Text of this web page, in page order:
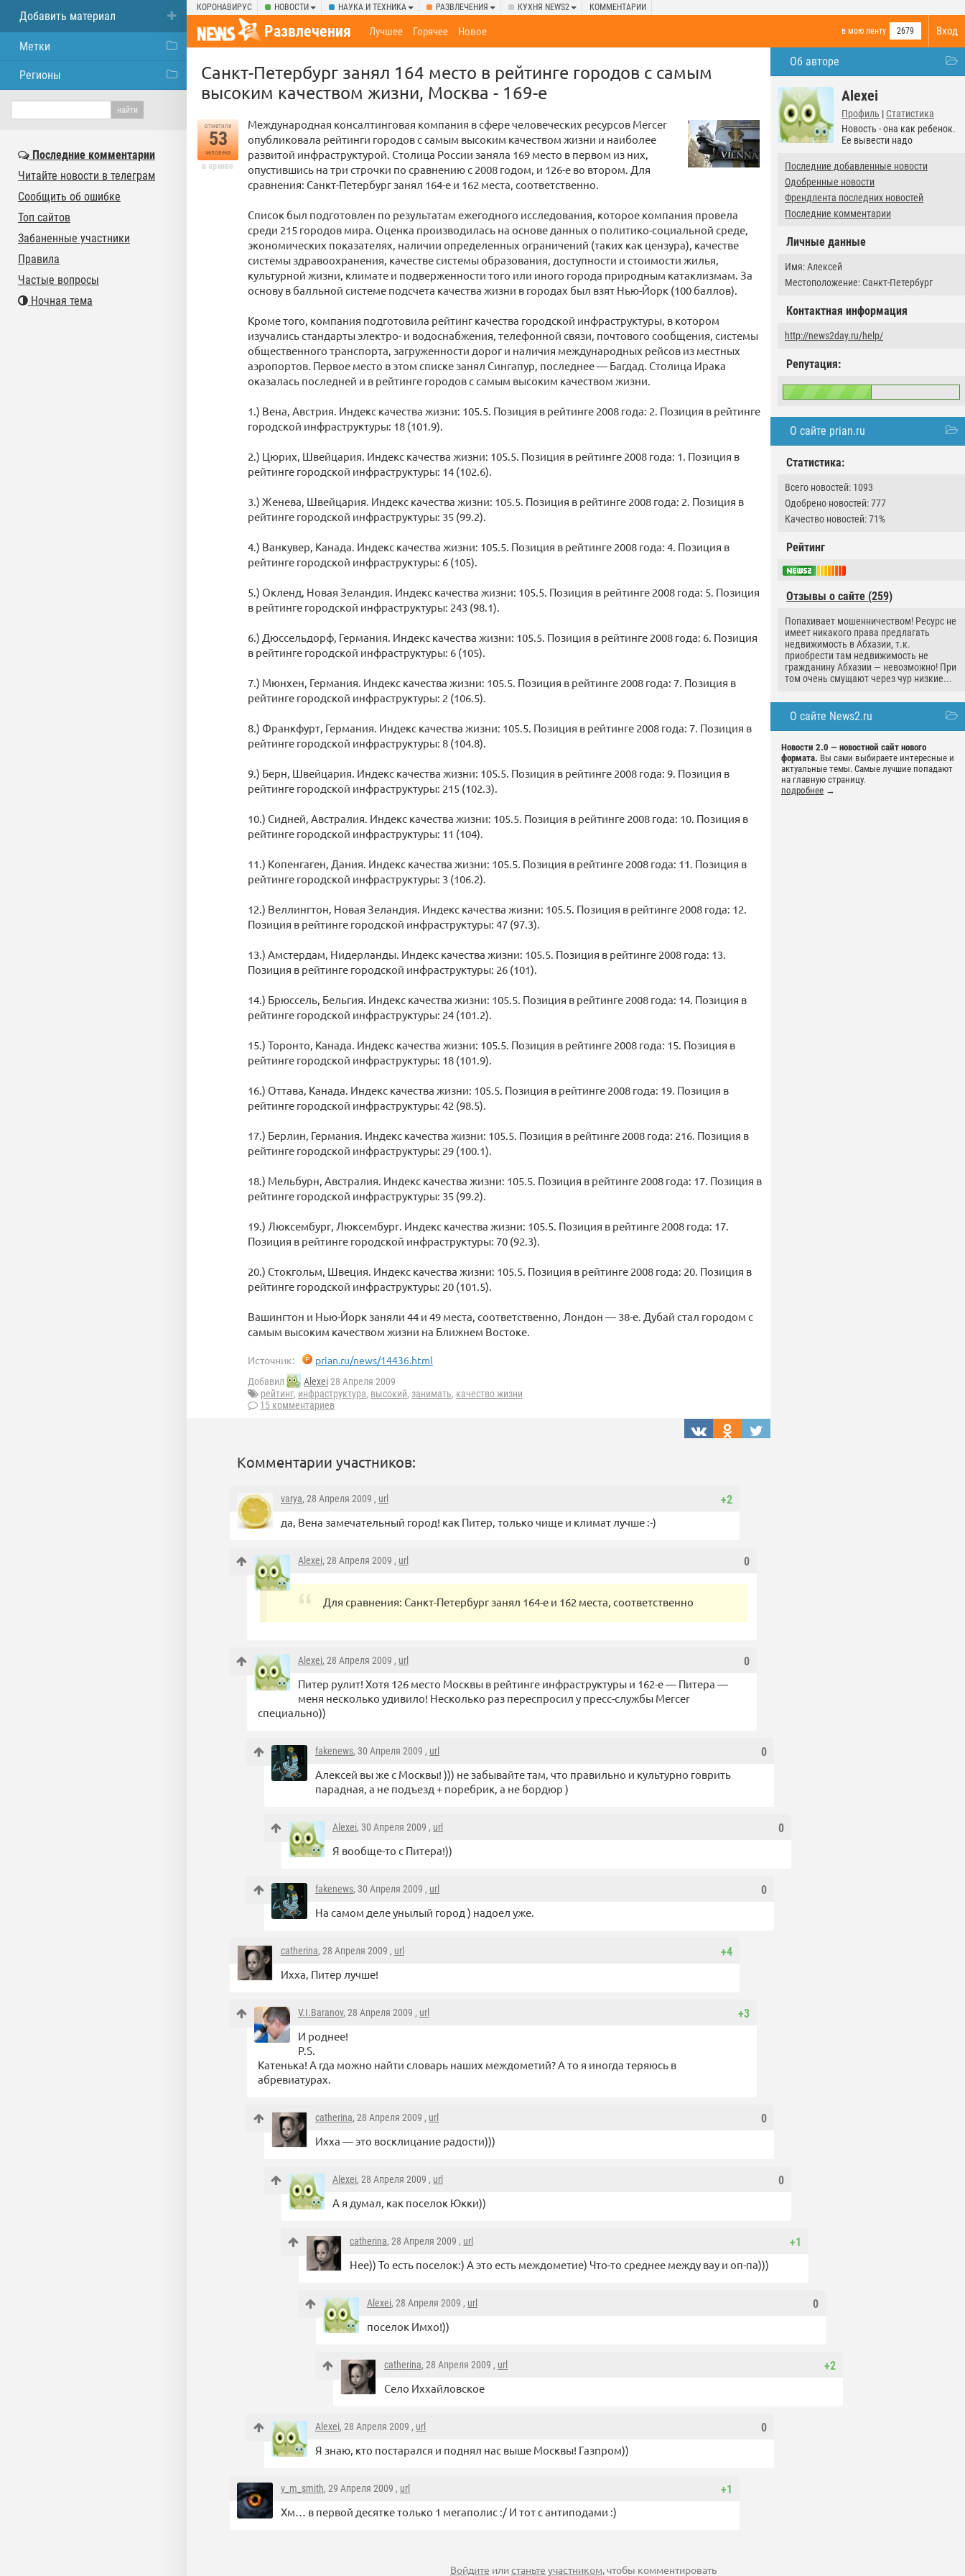
КОРОНАВИРУС НОВОСТИ НАУКА И ТЕХНИКА РАЗВЛЕЧЕНИЯ КУХНЯ NEWS2 КОММЕНТАРИИ
Вход
Развлечения в мою ленту 2679
Лучшее Горячее Новое
Об авторе
Alexei
Профиль | Статистика
Новость - она как ребенок.
Ее вывести надо
Последние добавленные новости
Одобренные новости
Френдлента последних новостей
Последние комментарии
Личные данные
Имя: Алексей
Местоположение: Санкт-Петербург
Контактная информация
http://news2day.ru/help/
Репутация:
О сайте prian.ru
Статистика:
Всего новостей: 1093
Одобрено новостей: 777
Качество новостей: 71%
Рейтинг
Отзывы о сайте (259)
Попахивает мошенничеством! Ресурс не
имеет никакого права предлагать
недвижимость в Абхазии, т.к.
приобрести там недвижимость не
гражданину Абхазии — невозможно! При
том очень смущают через чур низкие...
О сайте News2.ru
Новости 2.0 — новостной сайт нового
формата. Вы сами выбираете интересные и
актуальные темы. Самые лучшие попадают
на главную страницу.
подробнее →
Санкт-Петербург занял 164 место в рейтинге городов с самым
высоким качеством жизни, Москва - 169-е
отметили
53
человека
в архиве
Международная консалтинговая компания в сфере человеческих ресурсов Mercer
опубликовала рейтинги городов с самым высоким качеством жизни и наиболее
развитой инфраструктурой. Столица России заняла 169 место в первом из них,
опустившись на три строчки по сравнению с 2008 годом, и 126-е во втором. Для
сравнения: Санкт-Петербург занял 164-е и 162 места, соответственно.
Список был подготовлен по результатам ежегодного исследования, которое компания провела
среди 215 городов мира. Оценка производилась на основе данных о политико-социальной среде,
экономических показателях, наличии определенных ограничений (таких как цензура), качестве
системы здравоохранения, качестве системы образования, доступности и стоимости жилья,
культурной жизни, климате и подверженности того или иного города природным катаклизмам. За
основу в балльной системе подсчета качества жизни в городах был взят Нью-Йорк (100 баллов).
Кроме того, компания подготовила рейтинг качества городской инфраструктуры, в котором
изучались стандарты электро- и водоснабжения, телефонной связи, почтового сообщения, системы
общественного транспорта, загруженности дорог и наличия международных рейсов из местных
аэропортов. Первое место в этом списке занял Сингапур, последнее — Багдад. Столица Ирака
оказалась последней и в рейтинге городов с самым высоким качеством жизни.
1.) Вена, Австрия. Индекс качества жизни: 105.5. Позиция в рейтинге 2008 года: 2. Позиция в рейтинге
городской инфраструктуры: 18 (101.9).
2.) Цюрих, Швейцария. Индекс качества жизни: 105.5. Позиция в рейтинге 2008 года: 1. Позиция в
рейтинге городской инфраструктуры: 14 (102.6).
3.) Женева, Швейцария. Индекс качества жизни: 105.5. Позиция в рейтинге 2008 года: 2. Позиция в
рейтинге городской инфраструктуры: 35 (99.2).
4.) Ванкувер, Канада. Индекс качества жизни: 105.5. Позиция в рейтинге 2008 года: 4. Позиция в
рейтинге городской инфраструктуры: 6 (105).
5.) Окленд, Новая Зеландия. Индекс качества жизни: 105.5. Позиция в рейтинге 2008 года: 5. Позиция
в рейтинге городской инфраструктуры: 243 (98.1).
6.) Дюссельдорф, Германия. Индекс качества жизни: 105.5. Позиция в рейтинге 2008 года: 6. Позиция
в рейтинге городской инфраструктуры: 6 (105).
7.) Мюнхен, Германия. Индекс качества жизни: 105.5. Позиция в рейтинге 2008 года: 7. Позиция в
рейтинге городской инфраструктуры: 2 (106.5).
8.) Франкфурт, Германия. Индекс качества жизни: 105.5. Позиция в рейтинге 2008 года: 7. Позиция в
рейтинге городской инфраструктуры: 8 (104.8).
9.) Берн, Швейцария. Индекс качества жизни: 105.5. Позиция в рейтинге 2008 года: 9. Позиция в
рейтинге городской инфраструктуры: 215 (102.3).
10.) Сидней, Австралия. Индекс качества жизни: 105.5. Позиция в рейтинге 2008 года: 10. Позиция в
рейтинге городской инфраструктуры: 11 (104).
11.) Копенгаген, Дания. Индекс качества жизни: 105.5. Позиция в рейтинге 2008 года: 11. Позиция в
рейтинге городской инфраструктуры: 3 (106.2).
12.) Веллингтон, Новая Зеландия. Индекс качества жизни: 105.5. Позиция в рейтинге 2008 года: 12.
Позиция в рейтинге городской инфраструктуры: 47 (97.3).
13.) Амстердам, Нидерланды. Индекс качества жизни: 105.5. Позиция в рейтинге 2008 года: 13.
Позиция в рейтинге городской инфраструктуры: 26 (101).
14.) Брюссель, Бельгия. Индекс качества жизни: 105.5. Позиция в рейтинге 2008 года: 14. Позиция в
рейтинге городской инфраструктуры: 24 (101.2).
15.) Торонто, Канада. Индекс качества жизни: 105.5. Позиция в рейтинге 2008 года: 15. Позиция в
рейтинге городской инфраструктуры: 18 (101.9).
16.) Оттава, Канада. Индекс качества жизни: 105.5. Позиция в рейтинге 2008 года: 19. Позиция в
рейтинге городской инфраструктуры: 42 (98.5).
17.) Берлин, Германия. Индекс качества жизни: 105.5. Позиция в рейтинге 2008 года: 216. Позиция в
рейтинге городской инфраструктуры: 29 (100.1).
18.) Мельбурн, Австралия. Индекс качества жизни: 105.5. Позиция в рейтинге 2008 года: 17. Позиция в
рейтинге городской инфраструктуры: 35 (99.2).
19.) Люксембург, Люксембург. Индекс качества жизни: 105.5. Позиция в рейтинге 2008 года: 17.
Позиция в рейтинге городской инфраструктуры: 70 (92.3).
20.) Стокгольм, Швеция. Индекс качества жизни: 105.5. Позиция в рейтинге 2008 года: 20. Позиция в
рейтинге городской инфраструктуры: 20 (101.5).
Вашингтон и Нью-Йорк заняли 44 и 49 места, соответственно, Лондон — 38-е. Дубай стал городом с
самым высоким качеством жизни на Ближнем Востоке.
Источник: prian.ru/news/14436.html
Добавил Alexei28 Апреля 2009
рейтинг, инфраструктура, высокий, занимать, качество жизни
15 комментариев
Комментарии участников:
+2
varya, 28 Апреля 2009 , url
да, Вена замечательный город! как Питер, только чище и климат лучше :-)
0
Alexei, 28 Апреля 2009 , url
Для сравнения: Санкт-Петербург занял 164-е и 162 места, соответственно
0
Alexei, 28 Апреля 2009 , url
Питер рулит! Хотя 126 место Москвы в рейтинге инфраструктуры и 162-е — Питера —
меня несколько удивило! Несколько раз переспросил у пресс-службы Mercer
специально))
0
fakenews, 30 Апреля 2009 , url
Алексей вы же с Москвы! ))) не забывайте там, что правильно и культурно говрить
парадная, а не подъезд + поребрик, а не бордюр )
0
Alexei, 30 Апреля 2009 , url
Я вообще-то с Питера!))
0
fakenews, 30 Апреля 2009 , url
На самом деле унылый город ) надоел уже.
+4
catherina, 28 Апреля 2009 , url
Ихха, Питер лучше!
+3
V.I.Baranov, 28 Апреля 2009 , url
И роднее!
P.S.
Катенька! А гда можно найти словарь наших междометий? А то я иногда теряюсь в
абревиатурах.
0
catherina, 28 Апреля 2009 , url
Ихха — это восклицание радости)))
0
Alexei, 28 Апреля 2009 , url
А я думал, как поселок Юкки))
+1
catherina, 28 Апреля 2009 , url
Нее)) То есть поселок:) А это есть междометие) Что-то среднее между вау и оп-па)))
0
Alexei, 28 Апреля 2009 , url
поселок Имхо!))
+2
catherina, 28 Апреля 2009 , url
Село Иххайловское
0
Alexei, 28 Апреля 2009 , url
Я знаю, кто постарался и поднял нас выше Москвы! Газпром))
+1
v_m_smith, 29 Апреля 2009 , url
Хм… в первой десятке только 1 мегаполис :/ И тот с антиподами :)
Войдите илистаньте участником, чтобы комментировать
Добавить материал
Метки
Регионы
Последние комментарии
Читайте новости в телеграм
Сообщить об ошибке
Топ сайтов
Забаненные участники
Правила
Частые вопросы
Ночная тема